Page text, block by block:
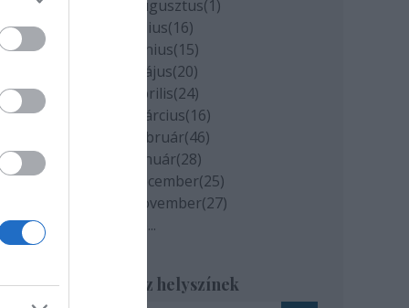
2020 augusztus(1)
2020 július(16)
2020 június(15)
2020 május(20)
2020 április(24)
2020 március(16)
2020 február(46)
2020 január(28)
2019 december(25)
2019 november(27)
...
Szinház helyszínek